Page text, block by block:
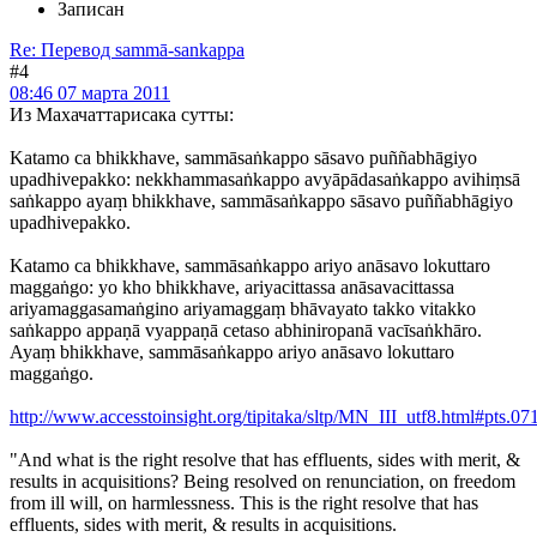
Записан
Re: Перевод sammā-sankappa
#4
08:46 07 марта 2011
Из Махачаттарисака сутты:
Katamo ca bhikkhave, sammāsaṅkappo sāsavo puññabhāgiyo
upadhivepakko: nekkhammasaṅkappo avyāpādasaṅkappo avihiṃsā
saṅkappo ayaṃ bhikkhave, sammāsaṅkappo sāsavo puññabhāgiyo
upadhivepakko.
Katamo ca bhikkhave, sammāsaṅkappo ariyo anāsavo lokuttaro
maggaṅgo: yo kho bhikkhave, ariyacittassa anāsavacittassa
ariyamaggasamaṅgino ariyamaggaṃ bhāvayato takko vitakko
saṅkappo appaṇā vyappaṇā cetaso abhiniropanā vacīsaṅkhāro.
Ayaṃ bhikkhave, sammāsaṅkappo ariyo anāsavo lokuttaro
maggaṅgo.
http://www.accesstoinsight.org/tipitaka/sltp/
"And what is the right resolve that has effluents, sides with merit, &
results in acquisitions? Being resolved on renunciation, on freedom
from ill will, on harmlessness. This is the right resolve that has
effluents, sides with merit, & results in acquisitions.